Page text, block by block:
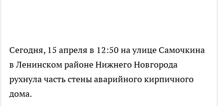
Сегодня, 15 апреля в 12:50 на улице Самочкина
в Ленинском районе Нижнего Новгорода
рухнула часть стены аварийного кирпичного
дома.